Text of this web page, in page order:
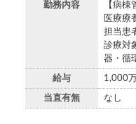
勤務内容
【病棟
医療療
担当患
診療対
器・循
給与 1,000
当直有無 なし